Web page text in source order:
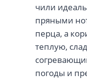
чили
пряными
перца, а
теплую,
погоды и